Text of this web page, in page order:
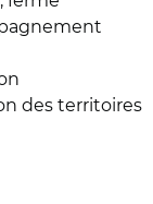
des territoires